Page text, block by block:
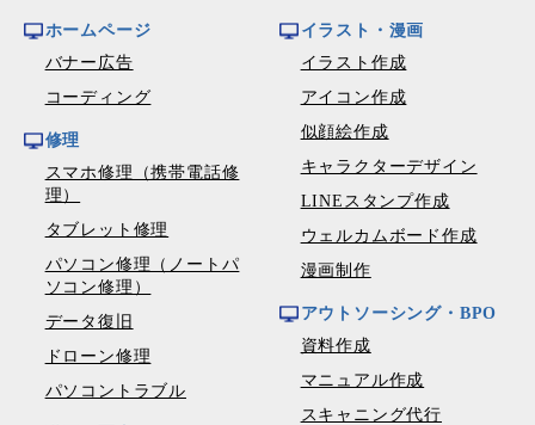
ホームページ
バナー広告
コーディング
修理
スマホ修理（携帯電話修
理）
タブレット修理
パソコン修理（ノートパ
ソコン修理）
データ復旧
ドローン修理
パソコントラブル
イラスト・漫画
イラスト作成
アイコン作成
似顔絵作成
キャラクターデザイン
LINEスタンプ作成
ウェルカムボード作成
漫画制作
アウトソーシング・BPO
資料作成
マニュアル作成
スキャニング代行